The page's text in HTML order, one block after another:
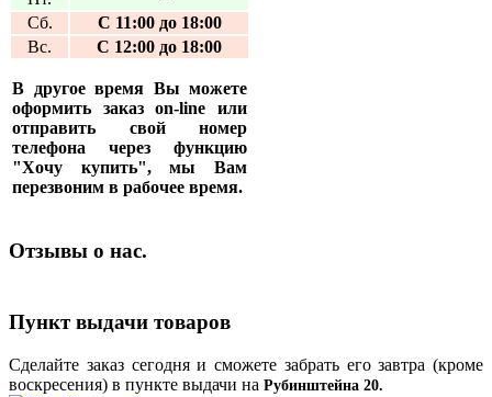
Сб.
С 11:00 до 18:00
Вс.
С 12:00 до 18:00
В другое время Вы можете
оформить заказ on-line или
отправить свой номер
телефона через функцию
"Хочу купить", мы Вам
перезвоним в рабочее время.
Отзывы о нас.
Пункт выдачи товаров
Сделайте заказ сегодня и сможете забрать его завтра (кроме
воскресения) в пункте выдачи на Рубинштейна 20.